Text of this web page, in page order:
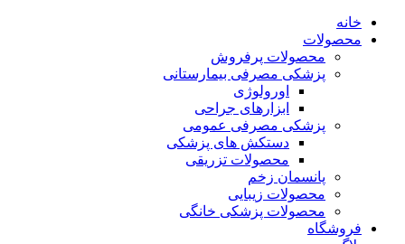
خانه
محصولات
محصولات پرفروش
پزشکی مصرفی بیمارستانی
اورولوژی
ابزارهای جراحی
پزشکی مصرفی عمومی
دستکش های پزشکی
محصولات تزریقی
پانسمان زخم
محصولات زیبایی
محصولات پزشکی خانگی
فروشگاه